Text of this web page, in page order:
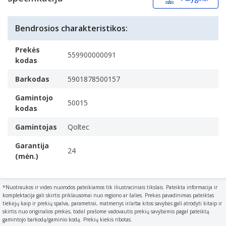
Maitinimo tipas: Vidaus
Išvesties galia: 60 W Įėjimo įtampa: 100-240 V Įėjimo
dažnis: 50/60 Hz Išėjimo įtampa: 19 V
Paskirtis: Knyginis kompiuteris
Maitinimo apsaugos ypatybės: Apsauga nuo per
didelės įtampos, Apsauga nuo perkaitimo, Apsauga
Juoda
Savybės
What the product is used for.
Knyginis kompiuteris
Vidaus
Įėjimo įtampa
The voltage (V) which is required to power the product.
Įėjimo dažnis
The frequency (Hz) which is required to power the
50/60 Hz
Išvesties galia
The power that the device can produce.
Bendrosios charakteristikos:
Prekės
kodas
559900000091
Barkodas
5901878500157
Gamintojo
kodas
50015
Gamintojas
Qoltec
Garantija
(mėn.)
24
*Nuotraukos ir video nuorodos pateikiamos tik iliustraciniais tikslais. Pateikta informacija ir
komplektacija gali skirtis priklausomai nuo regiono ar šalies. Prekės pavadinimas pateiktas
tiekėjų kaip ir prekių spalva, parametrai, matmenys ir/arba kitos savybės gali atrodyti kitaip ir
skirtis nuo originalios prekės, todėl prašome vadovautis prekių savybėmis pagal pateiktą
gamintojo barkodą/gaminio kodą. Prekių kiekis ribotas.